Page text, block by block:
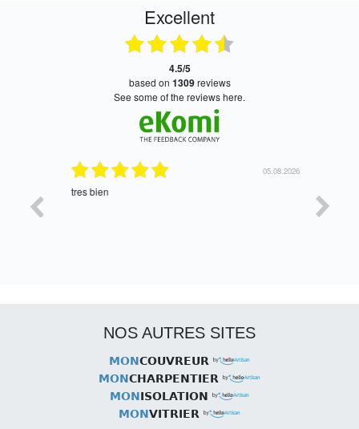
Excellent
4.5/5
based on 1309reviews
see some of the reviews here.
05.08.2026
tres bien
NOS AUTRES SITES
MONCOUVREUR
MONCHARPENTIER
MONISOLATION
MONVITRIER